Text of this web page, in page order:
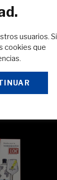
usuarios. Si
cookies que